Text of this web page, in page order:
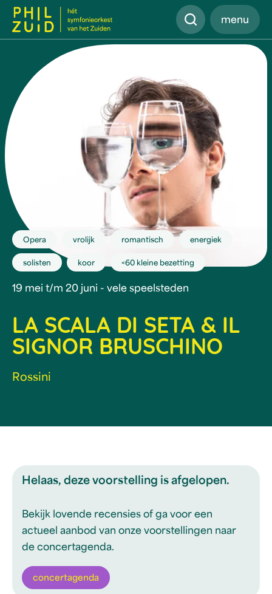
Zoeken
menu
LA SCALA DI SETA & IL
SIGNOR BRUSCHINO
19 mei t/m 20 juni - vele speelsteden
Rossini
Opera vrolijk romantisch energiek
solisten koor <60 kleine bezetting
Helaas, deze voorstelling is afgelopen.
Bekijk lovende recensies of ga voor een
actueel aanbod van onze voorstellingen naar
de concertagenda.
concertagenda